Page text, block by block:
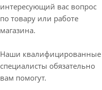
интересующий вас вопрос
по товару или работе
магазина.
Наши квалифицированные
специалисты обязательно
вам помогут.